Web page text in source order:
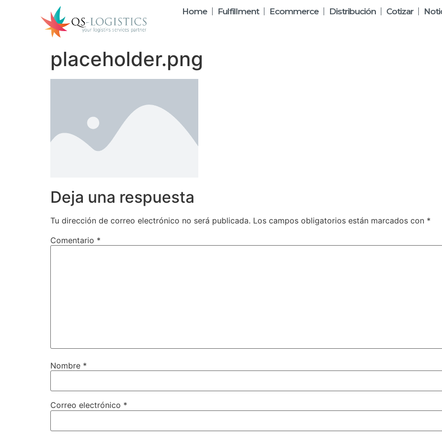
Home Fulfillment Ecommerce Distribución Cotizar
placeholder.png
Deja una respuesta
Tu dirección de correo electrónico no será publicada. Los campos obligatorios están marcados con *
Comentario *
Nombre *
Correo electrónico *